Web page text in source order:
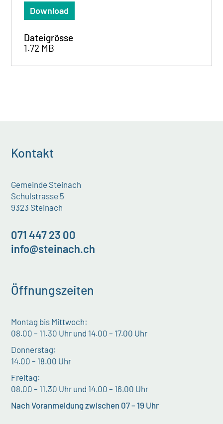
Download
Dateigrösse
1.72 MB
Kontakt
Gemeinde Steinach
Schulstrasse 5
9323 Steinach
071 447 23 00
info@steinach.ch
Öffnungszeiten
Montag bis Mittwoch:
08.00 – 11.30 Uhr und 14.00 – 17.00 Uhr
Donnerstag:
14.00 – 18.00 Uhr
Freitag:
08.00 – 11.30 Uhr und 14.00 – 16.00 Uhr
Nach Voranmeldung zwischen 07 – 19 Uhr